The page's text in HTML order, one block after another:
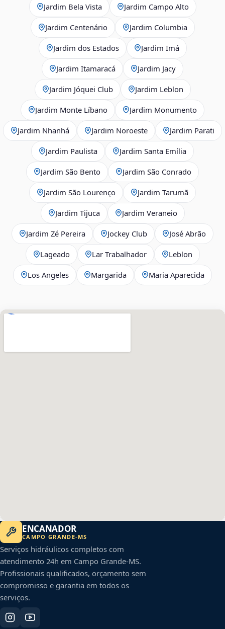
Jardim Bela Vista Jardim Campo Alto
Jardim Centenário Jardim Columbia
Jardim dos Estados Jardim Imá
Jardim Itamaracá Jardim Jacy
Jardim Jóquei Club Jardim Leblon
Jardim Monte Líbano Jardim Monumento
Jardim Nhanhá Jardim Noroeste Jardim Parati
Jardim Paulista Jardim Santa Emília
Jardim São Bento Jardim São Conrado
Jardim São Lourenço Jardim Tarumã
Jardim Tijuca Jardim Veraneio
Jardim Zé Pereira Jockey Club José Abrão
Lageado Lar Trabalhador Leblon
Los Angeles Margarida Maria Aparecida
ENCANADOR
CAMPO GRANDE-MS
Serviços hidráulicos completos com
atendimento 24h em Campo Grande-MS.
Profissionais qualificados, orçamento sem
compromisso e garantia em todos os
serviços.